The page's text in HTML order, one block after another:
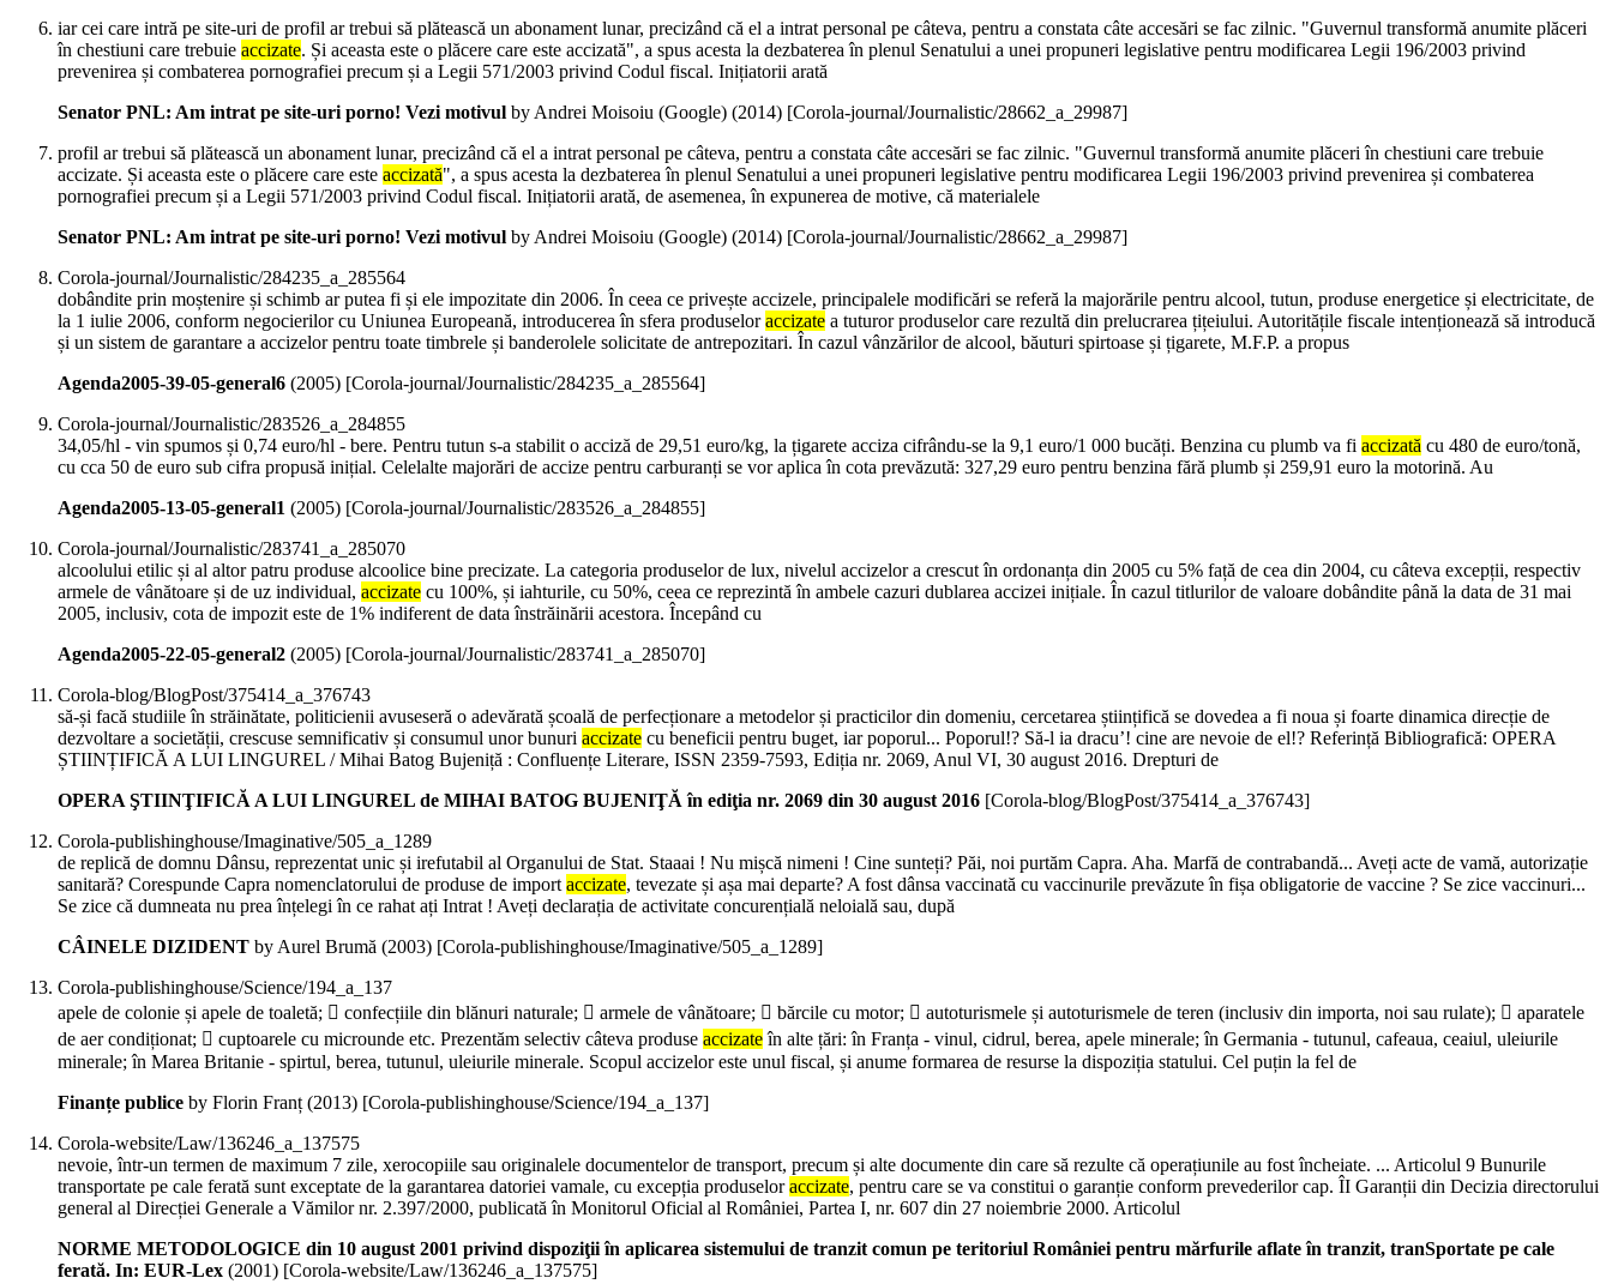
iar cei care intră pe site-uri de profil ar trebui să plătească un abonament lunar, precizând că el a intrat personal pe câteva, pentru a constata câte accesări se fac zilnic. "Guvernul transformă anumite plăceri
în chestiuni care trebuie accizate. Și aceasta este o plăcere care este accizată", a spus acesta la dezbaterea în plenul Senatului a unei propuneri legislative pentru modificarea Legii 196/2003 privind
prevenirea și combaterea pornografiei precum și a Legii 571/2003 privind Codul fiscal. Inițiatorii arată
Senator PNL: Am intrat pe site-uri porno! Vezi motivul by Andrei Moisoiu (Google) (2014) [Corola-journal/Journalistic/28662_a_29987]
profil ar trebui să plătească un abonament lunar, precizând că el a intrat personal pe câteva, pentru a constata câte accesări se fac zilnic. "Guvernul transformă anumite plăceri în chestiuni care trebuie
accizate. Și aceasta este o plăcere care este accizată", a spus acesta la dezbaterea în plenul Senatului a unei propuneri legislative pentru modificarea Legii 196/2003 privind prevenirea și combaterea
pornografiei precum și a Legii 571/2003 privind Codul fiscal. Inițiatorii arată, de asemenea, în expunerea de motive, că materialele
Senator PNL: Am intrat pe site-uri porno! Vezi motivul by Andrei Moisoiu (Google) (2014) [Corola-journal/Journalistic/28662_a_29987]
Corola-journal/Journalistic/284235_a_285564
dobândite prin moștenire și schimb ar putea fi și ele impozitate din 2006. În ceea ce privește accizele, principalele modificări se referă la majorările pentru alcool, tutun, produse energetice și electricitate, de
la 1 iulie 2006, conform negocierilor cu Uniunea Europeană, introducerea în sfera produseloraccizate a tuturor produselor care rezultă din prelucrarea țițeiului. Autoritățile fiscale intenționează să introducă
și un sistem de garantare a accizelor pentru toate timbrele și banderolele solicitate de antrepozitari. În cazul vânzărilor de alcool, băuturi spirtoase și țigarete, M.F.P. a propus
Agenda2005-39-05-general6 (2005) [Corola-journal/Journalistic/284235_a_285564]
Corola-journal/Journalistic/283526_a_284855
34,05/hl - vin spumos și 0,74 euro/hl - bere. Pentru tutun s-a stabilit o acciză de 29,51 euro/kg, la țigarete acciza cifrându-se la 9,1 euro/1 000 bucăți. Benzina cu plumb va fi accizată cu 480 de euro/tonă,
cu cca 50 de euro sub cifra propusă inițial. Celelalte majorări de accize pentru carburanți se vor aplica în cota prevăzută: 327,29 euro pentru benzina fără plumb și 259,91 euro la motorină. Au
Agenda2005-13-05-general1 (2005) [Corola-journal/Journalistic/283526_a_284855]
Corola-journal/Journalistic/283741_a_285070
alcoolului etilic și al altor patru produse alcoolice bine precizate. La categoria produselor de lux, nivelul accizelor a crescut în ordonanța din 2005 cu 5% față de cea din 2004, cu câteva excepții, respectiv
armele de vânătoare și de uz individual, accizate cu 100%, și iahturile, cu 50%, ceea ce reprezintă în ambele cazuri dublarea accizei inițiale. În cazul titlurilor de valoare dobândite până la data de 31 mai
2005, inclusiv, cota de impozit este de 1% indiferent de data înstrăinării acestora. Începând cu
Agenda2005-22-05-general2 (2005) [Corola-journal/Journalistic/283741_a_285070]
Corola-blog/BlogPost/375414_a_376743
să-și facă studiile în străinătate, politicienii avuseseră o adevărată școală de perfecționare a metodelor și practicilor din domeniu, cercetarea științifică se dovedea a fi noua și foarte dinamica direcție de
dezvoltare a societății, crescuse semnificativ și consumul unor bunuri accizate cu beneficii pentru buget, iar poporul... Poporul!? Să-l ia dracu’! cine are nevoie de el!? Referință Bibliografică: OPERA
ȘTIINȚIFICĂ A LUI LINGUREL / Mihai Batog Bujeniță : Confluențe Literare, ISSN 2359-7593, Ediția nr. 2069, Anul VI, 30 august 2016. Drepturi de
OPERA ŞTIINŢIFICĂ A LUI LINGUREL de MIHAI BATOG BUJENIŢĂ în ediţia nr. 2069 din 30 august 2016 [Corola-blog/BlogPost/375414_a_376743]
Corola-publishinghouse/Imaginative/505_a_1289
de replică de domnu Dânsu, reprezentat unic și irefutabil al Organului de Stat. Staaai ! Nu mișcă nimeni ! Cine sunteți? Păi, noi purtăm Capra. Aha. Marfă de contrabandă... Aveți acte de vamă, autorizație
sanitară? Corespunde Capra nomenclatorului de produse de importaccizate, tevezate și așa mai departe? A fost dânsa vaccinată cu vaccinurile prevăzute în fișa obligatorie de vaccine ? Se zice vaccinuri...
Se zice că dumneata nu prea înțelegi în ce rahat ați Intrat ! Aveți declarația de activitate concurențială neloială sau, după
CÂINELE DIZIDENT by Aurel Brumă (2003) [Corola-publishinghouse/Imaginative/505_a_1289]
Corola-publishinghouse/Science/194_a_137
apele de colonie și apele de toaletă;  confecțiile din blănuri naturale;  armele de vânătoare;  bărcile cu motor;  autoturismele și autoturismele de teren (inclusiv din importa, noi sau rulate);  aparatele
de aer condiționat;  cuptoarele cu microunde etc. Prezentăm selectiv câteva produse accizateîn alte țări: în Franța - vinul, cidrul, berea, apele minerale; în Germania - tutunul, cafeaua, ceaiul, uleiurile
minerale; în Marea Britanie - spirtul, berea, tutunul, uleiurile minerale. Scopul accizelor este unul fiscal, și anume formarea de resurse la dispoziția statului. Cel puțin la fel de
Finanțe publice by Florin Franț (2013) [Corola-publishinghouse/Science/194_a_137]
Corola-website/Law/136246_a_137575
nevoie, într-un termen de maximum 7 zile, xerocopiile sau originalele documentelor de transport, precum și alte documente din care să rezulte că operațiunile au fost încheiate. ... Articolul 9 Bunurile
transportate pe cale ferată sunt exceptate de la garantarea datoriei vamale, cu excepția produseloraccizate, pentru care se va constitui o garanție conform prevederilor cap. ÎI Garanții din Decizia directorului
general al Direcției Generale a Vămilor nr. 2.397/2000, publicată în Monitorul Oficial al României, Partea I, nr. 607 din 27 noiembrie 2000. Articolul
NORME METODOLOGICE din 10 august 2001 privind dispoziţii în aplicarea sistemului de tranzit comun pe teritoriul României pentru mărfurile aflate în tranzit, tranSportate pe cale
ferată. In: EUR-Lex (2001) [Corola-website/Law/136246_a_137575]